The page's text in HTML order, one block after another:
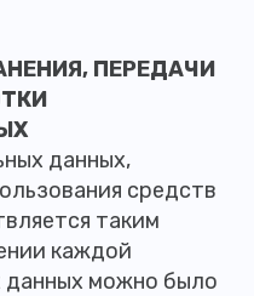
ПЕРЕДАЧИ
данных,
средств
таким
каждой
данных можно было